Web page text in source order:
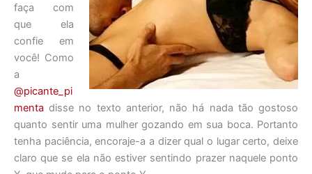
faça com
que ela
confie em
você! Como
a
@picante_pi
menta disse no texto anterior, não há nada tão gostoso
quanto sentir uma mulher gozando em sua boca. Portanto
tenha paciência, encoraje-a a dizer qual o lugar certo, deixe
claro que se ela não estiver sentindo prazer naquele ponto